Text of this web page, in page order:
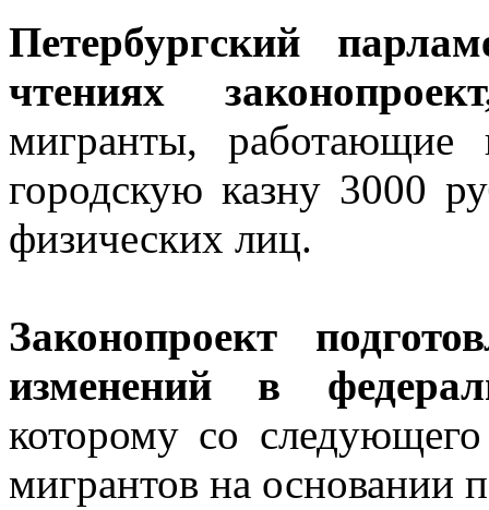
Петербургский
чтениях
мигранты, работающие
городскую казну 3000
физических лиц.
Законопроект
изменений в
которому со
мигрантов на основании